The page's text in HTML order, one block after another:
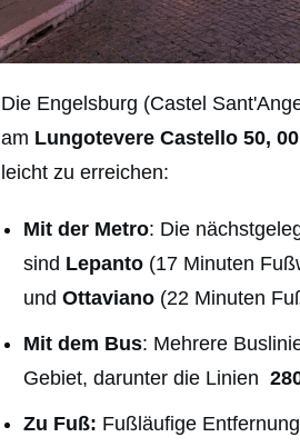
Die Engelsburg (Castel
am Lungotevere Castello 50,
leicht zu erreichen:
Mit der Metro: Die
sind Lepanto (17 Minuten
und Ottaviano (22 Minuten
Mit dem Bus: Mehrere
Gebiet, darunter die Linien
Zu Fuß: Fußläufige